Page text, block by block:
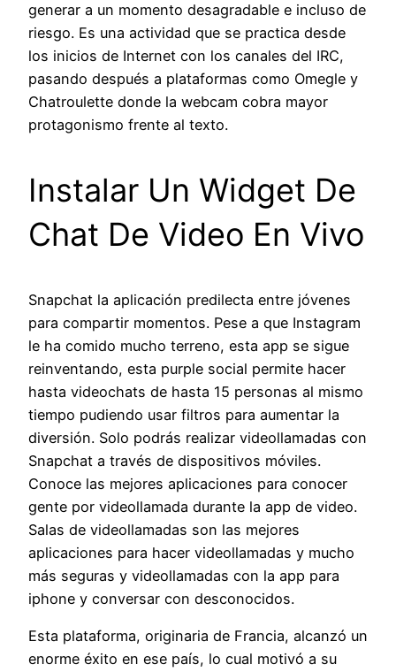
generar a un momento desagradable e incluso de
riesgo. Es una actividad que se practica desde
los inicios de Internet con los canales del IRC,
pasando después a plataformas como Omegle y
Chatroulette donde la webcam cobra mayor
protagonismo frente al texto.
Instalar Un Widget De
Chat De Video En Vivo
Snapchat la aplicación predilecta entre jóvenes
para compartir momentos. Pese a que Instagram
le ha comido mucho terreno, esta app se sigue
reinventando, esta purple social permite hacer
hasta videochats de hasta 15 personas al mismo
tiempo pudiendo usar filtros para aumentar la
diversión. Solo podrás realizar videollamadas con
Snapchat a través de dispositivos móviles.
Conoce las mejores aplicaciones para conocer
gente por videollamada durante la app de video.
Salas de videollamadas son las mejores
aplicaciones para hacer videollamadas y mucho
más seguras y videollamadas con la app para
iphone y conversar con desconocidos.
Esta plataforma, originaria de Francia, alcanzó un
enorme éxito en ese país, lo cual motivó a su